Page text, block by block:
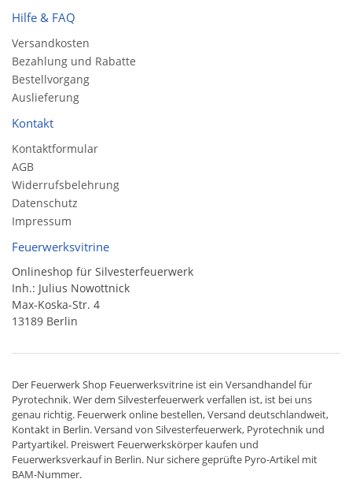
Hilfe & FAQ
Versandkosten
Bezahlung und Rabatte
Bestellvorgang
Auslieferung
Kontakt
Kontaktformular
AGB
Widerrufsbelehrung
Datenschutz
Impressum
Feuerwerksvitrine
Onlineshop für Silvesterfeuerwerk
Inh.: Julius Nowottnick
Max-Koska-Str. 4
13189 Berlin
Der Feuerwerk Shop Feuerwerksvitrine ist ein Versandhandelfür
Pyrotechnik. Wer dem Silvesterfeuerwerk verfallen ist, ist bei uns
genau richtig. Feuerwerk online bestellen,Versand deutschlandweit,
Kontakt in Berlin. Versand von Silvesterfeuerwerk, Pyrotechnik und
Partyartikel. Preiswert Feuerwerkskörper kaufen und
Feuerwerksverkauf in Berlin. Nur sichere geprüfte Pyro-Artikel mit
BAM-Nummer.